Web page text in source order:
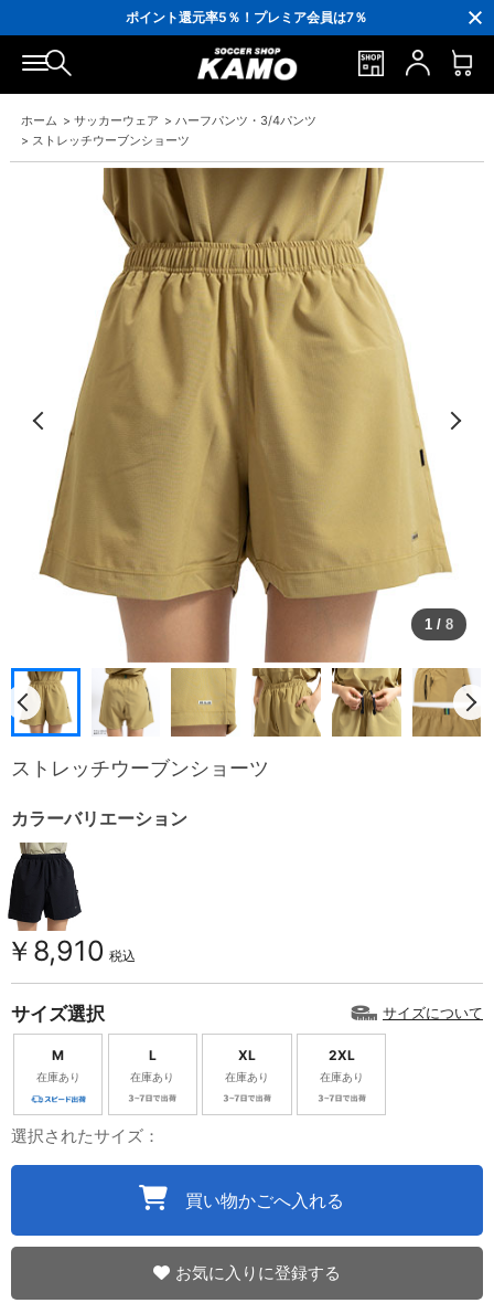
ポイント還元率5％！プレミア会員は7％
会員の方にはお誕生月に「10％OFFクーポン」プレゼント！
16,000円(税込)以上でシューズケースプレゼント！
3,300円(税込)以上で送料無料！
ホーム > サッカーウェア > ハーフパンツ・3/4パンツ
> ストレッチウーブンショーツ
1 / 8
ストレッチウーブンショーツ
カラーバリエーション
￥8,910 税込
サイズ選択 サイズについて
M
在庫あり
L
在庫あり
XL
在庫あり
2XL
在庫あり
選択されたサイズ：
買い物かごへ入れる
お気に入りに登録する